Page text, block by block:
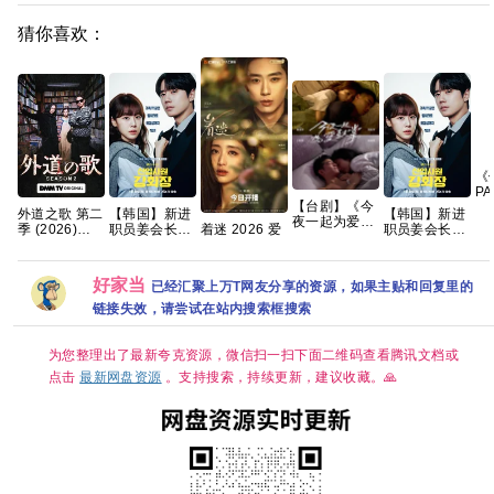
猜你喜欢：
外道之歌 第二
季 (2026)
剧情 / 悬疑 又
名: 外道の歌
2 夸克
【韩国】新进
职员姜会长
爱情 / 奇幻 又
名: Reborn
Rookie /
Suddenly
Intern 夸克
着迷 2026 爱
戚砚笛 已更最
【台剧】《今
夜一起为爱鼓
【12集全】
【15.8G】
【韩国】新进
职员姜会长
爱情 / 奇幻 又
名: Reborn
Rookie /
Intern 夸克
好家当 已经汇聚上万T网友分享的资源，如果主贴和回复里的
链接失效，请尝试在站内搜索框搜索
为您整理出了最新夸克资源，微信扫一扫下面二维码查看腾讯文档或
点击最新网盘资源 。支持搜索，持续更新，建议收藏。🙏